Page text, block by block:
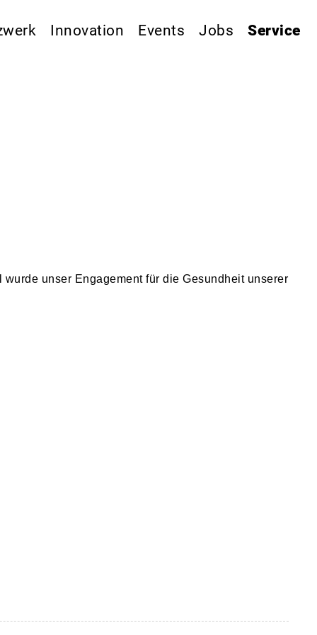
Innovation Events Jobs Service
unser Engagement für die Gesundheit unserer